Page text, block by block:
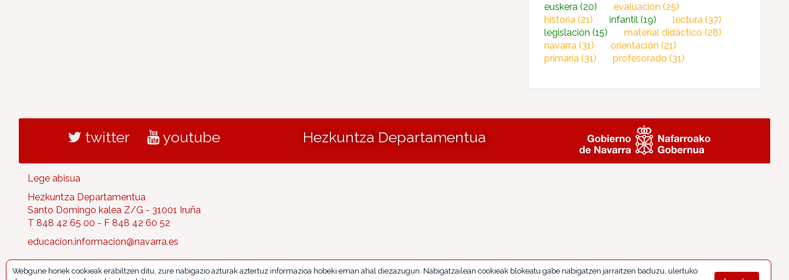
euskera(20) evaluación(25)
historia(21) infantil(19) lectura(37)
legislación(15) material didáctico(28)
navarra(31) orientación(21)
primaria(31) profesorado(31)
twitter youtube Hezkuntza Departamentua
Lege abisua
Hezkuntza Departamentua
Santo Domingo kalea Z/G - 31001 Iruña
T 848 42 65 00 - F 848 42 60 52
educacion.informacion@navarra.es
Webgune honek cookieak erabiltzen ditu, zure nabigazio azturak aztertuz informazioa hobeki eman ahal diezazugun. Nabigatzailean cookieak blokeatu gabe nabigatzen jarraitzen baduzu, ulertuko